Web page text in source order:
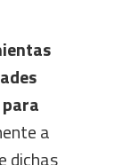
a
dichas